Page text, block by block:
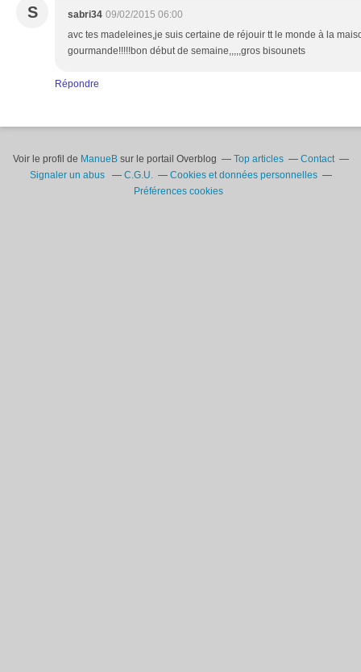
S sabri34 09/02/2015 06:00
avc tes madeleines,je suis certaine de réjouir tt le monde à la
gourmande!!!!!bon début de semaine,,,,,gros bisounets
Répondre
Voir le profil de ManueBsur le portail Overblog Top articles
Contact
Signaler un abus
C.G.U.
Cookies et données personnelles
Préférences cookies